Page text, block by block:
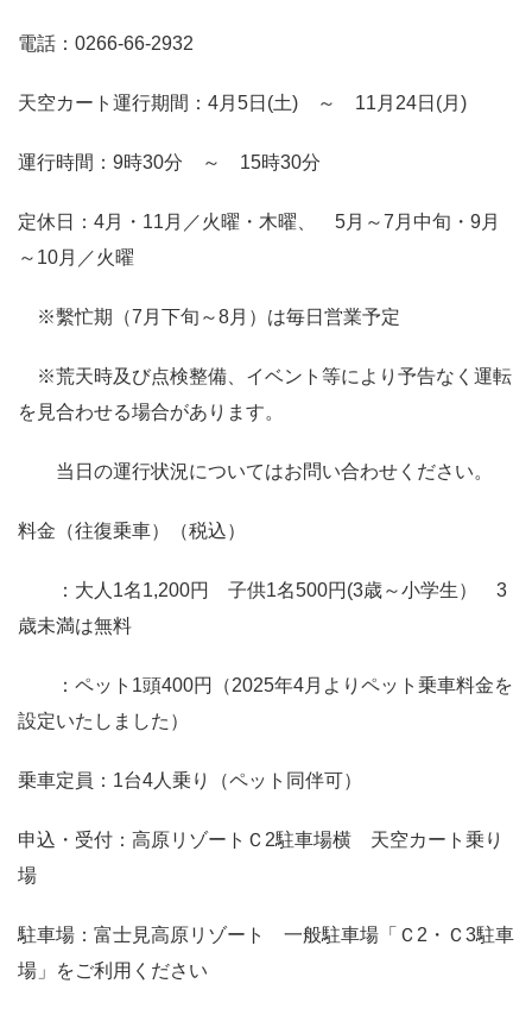
電話：0266-66-2932
天空カート運行期間：4月5日(土) ～ 11月24日(月)
運行時間：9時30分 ～ 15時30分
定休日：4月・11月／火曜・木曜、 5月～7月中旬・9月
～10月／火曜
※繫忙期（7月下旬～8月）は毎日営業予定
※荒天時及び点検整備、イベント等により予告なく運転
を見合わせる場合があります。
当日の運行状況についてはお問い合わせください。
料金（往復乗車）（税込）
：大人1名1,200円 子供1名500円(3歳～小学生） 3
歳未満は無料
：ペット1頭400円（2025年4月よりペット乗車料金を
設定いたしました）
乗車定員：1台4人乗り（ペット同伴可）
申込・受付：高原リゾートＣ2駐車場横 天空カート乗り
場
駐車場：富士見高原リゾート 一般駐車場「Ｃ2・Ｃ3駐車
場」をご利用ください